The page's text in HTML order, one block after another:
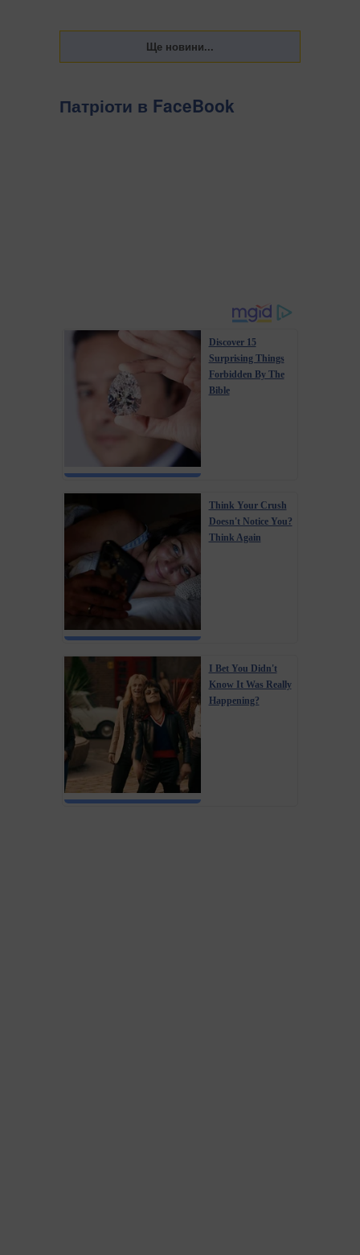
Патріоти в FaceBook
Discover 15
Surprising Things
Forbidden By The
Bible
Think Your Crush
Doesn't Notice You?
Think Again
I Bet You Didn't
Know It Was Really
Happening?